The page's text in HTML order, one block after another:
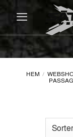
content
HEM /